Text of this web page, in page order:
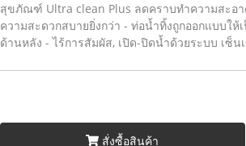
สุขภัณฑ์ Ultra clean Plus ลดคราบทำความสะอ
ความสะดวกสบายยิ่งกว่า - ท่อน้ำทิ้งถูกออกแบบใ
ด้านหลัง - ไร้การสัมผัส, เปิด-ปิดน้ำด้วยระบบ เซ็น
สั่งซื้อสินค้า